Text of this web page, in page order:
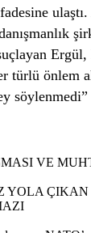
ulaştı.
türlü önlem
VE
YOLA ÇIKAN